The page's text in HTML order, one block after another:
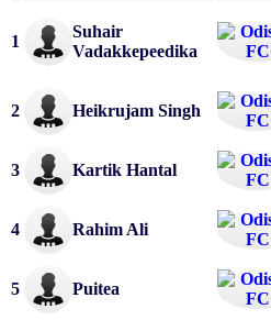
1
Suhair
Vadakkepeedika
2 Heikrujam Singh
3 Kartik Hantal
4 Rahim Ali
5 Puitea